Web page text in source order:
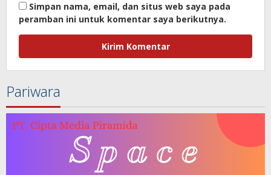
Simpan nama, email, dan situs web saya pada
peramban ini untuk komentar saya berikutnya.
Pariwara